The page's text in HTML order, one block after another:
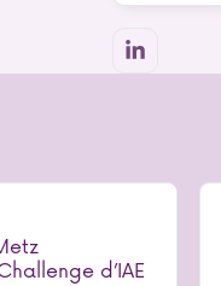
d’IAE